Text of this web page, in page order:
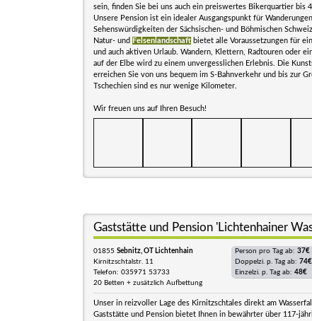
sein, finden Sie bei uns auch ein preiswertes Bikerquartier bis 4
Unsere Pension ist ein idealer Ausgangspunkt für
Sehenswürdigkeiten der Sächsischen- und Böhmischen
Natur- und Felsenlandschaft bietet alle Voraussetzungen für
und auch aktiven Urlaub. Wandern, Klettern, Radtouren oder
auf der Elbe wird zu einem unvergesslichen Erlebnis. Die
erreichen Sie von uns bequem im S-Bahnverkehr und bis zur
Tschechien sind es nur wenige Kilometer.
Wir freuen uns auf Ihren Besuch!
Gaststätte und Pension 'Lichtenhainer
01855 Sebnitz, OT Lichtenhain
Kirnitzschtalstr. 11
Telefon: 035971 53733
20 Betten + zusätzlich Aufbettung
Person pro Tag ab: 37€
Doppelzi. p. Tag ab: 74€
Einzelzi. p. Tag ab: 48€
Unser in reizvoller Lage des Kirnitzschtales direkt am
Gaststätte und Pension bietet Ihnen in bewährter über 117-